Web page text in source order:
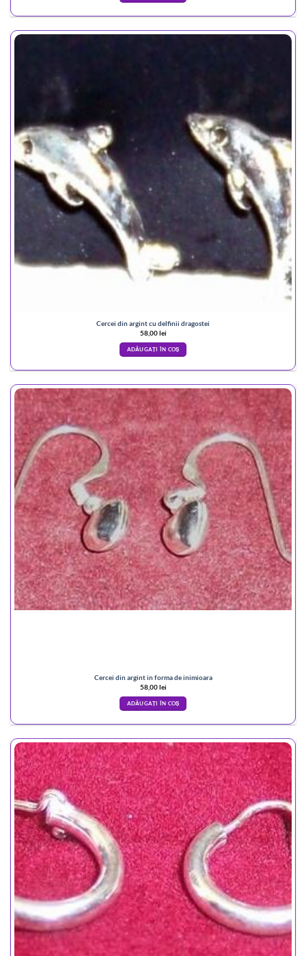
Cercei din argint cu delfinii dragostei
58,00lei
ADĂUGAȚI ÎN COȘ
Cercei din argint in forma de inimioara
58,00lei
ADĂUGAȚI ÎN COȘ